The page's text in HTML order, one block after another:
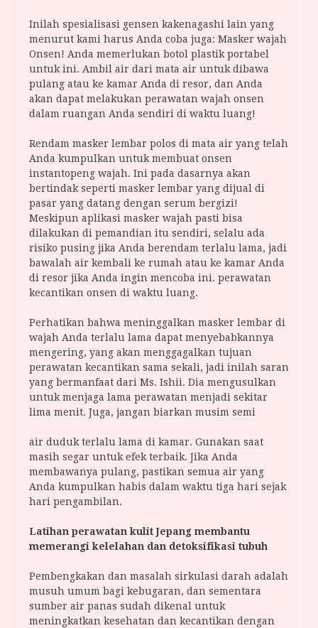
Inilah spesialisasi gensen kakenagashi lain yang
menurut kami harus Anda coba juga: Masker wajah
Onsen! Anda memerlukan botol plastik portabel
untuk ini. Ambil air dari mata air untuk dibawa
pulang atau ke kamar Anda di resor, dan Anda
akan dapat melakukan perawatan wajah onsen
dalam ruangan Anda sendiri di waktu luang!
Rendam masker lembar polos di mata air yang telah
Anda kumpulkan untuk membuat onsen
instantopeng wajah. Ini pada dasarnya akan
bertindak seperti masker lembar yang dijual di
pasar yang datang dengan serum bergizi!
Meskipun aplikasi masker wajah pasti bisa
dilakukan di pemandian itu sendiri, selalu ada
risiko pusing jika Anda berendam terlalu lama, jadi
bawalah air kembali ke rumah atau ke kamar Anda
di resor jika Anda ingin mencoba ini. perawatan
kecantikan onsen di waktu luang.
Perhatikan bahwa meninggalkan masker lembar di
wajah Anda terlalu lama dapat menyebabkannya
mengering, yang akan menggagalkan tujuan
perawatan kecantikan sama sekali, jadi inilah saran
yang bermanfaat dari Ms. Ishii. Dia mengusulkan
untuk menjaga lama perawatan menjadi sekitar
lima menit. Juga, jangan biarkan musim semi
air duduk terlalu lama di kamar. Gunakan saat
masih segar untuk efek terbaik. Jika Anda
membawanya pulang, pastikan semua air yang
Anda kumpulkan habis dalam waktu tiga hari sejak
hari pengambilan.
Latihan perawatan kulit Jepang membantu
memerangi kelelahan dan detoksifikasi tubuh
Pembengkakan dan masalah sirkulasi darah adalah
musuh umum bagi kebugaran, dan sementara
sumber air panas sudah dikenal untuk
meningkatkan kesehatan dan kecantikan dengan